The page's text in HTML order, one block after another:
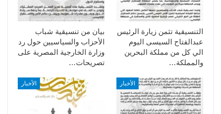
بيان من تنسيقية شباب
الأحزاب والسياسيين حول رد
وزارة الخارجية المصرية على
تصريحات…
التنسيقية تثمن زيارة الرئيس
عبدالفتاح السيسى اليوم
الي كل من مملكة البحرين
والمملكة…
الأخبار الأخبار